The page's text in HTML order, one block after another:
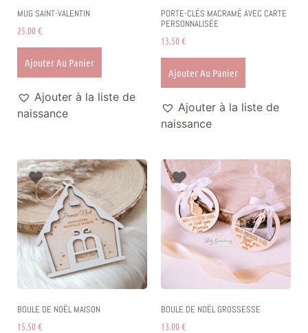
MUG SAINT-VALENTIN
25.00€
Ajouter Au Panier
Ajouter à la liste de
naissance
PORTE-CLÉS MACRAMÉ AVEC CARTE
PERSONNALISÉE
13.50€
Ajouter Au Panier
Ajouter à la liste de
naissance
BOULE DE NOËL MAISON
15.50€
BOULE DE NOËL GROSSESSE
13.00€